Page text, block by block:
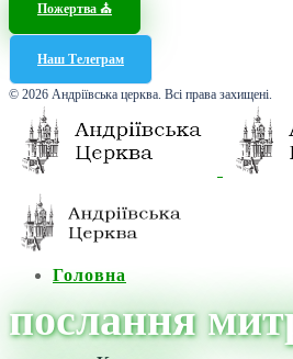
Пожертва ⛪️
Наш Телеграм
© 2026 Андріївська церква. Всі права захищені.
Головна
послання